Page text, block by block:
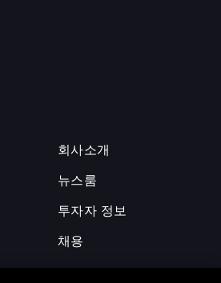
회사소개
뉴스룸
투자자 정보
채용